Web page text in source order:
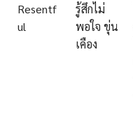
Resentf
ul
รู้สึกไม่
พอใจ ขุ่น
เคือง